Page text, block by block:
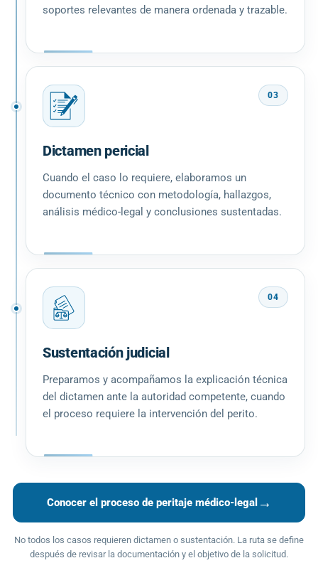
soportes relevantes de manera ordenada y trazable.
03
Dictamen pericial
Cuando el caso lo requiere, elaboramos un
documento técnico con metodología, hallazgos,
análisis médico-legal y conclusiones sustentadas.
04
Sustentación judicial
Preparamos y acompañamos la explicación técnica
del dictamen ante la autoridad competente, cuando
el proceso requiere la intervención del perito.
Conocer el proceso de peritaje médico-legal→
No todos los casos requieren dictamen o sustentación. La ruta se define
después de revisar la documentación y el objetivo de la solicitud.